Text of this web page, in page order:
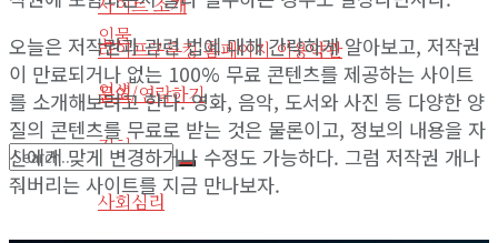
인물
인생
정치
사회심리
라이프구루킹 홈페이지 이용약관
문의/연락하기
No Result
오늘은 저작권과 관련 법에 대해 간략하게 알아보고, 저작권
이 만료되거나 없는 100% 무료 콘텐츠를 제공하는 사이트
를 소개해보려고 한다. 영화, 음악, 도서와 사진 등 다양한 양
질의 콘텐츠를 무료로 받는 것은 물론이고, 정보의 내용을 자
신에게 맞게 변경하거나 수정도 가능하다. 그럼 저작권 개나
줘버리는 사이트를 지금 만나보자.